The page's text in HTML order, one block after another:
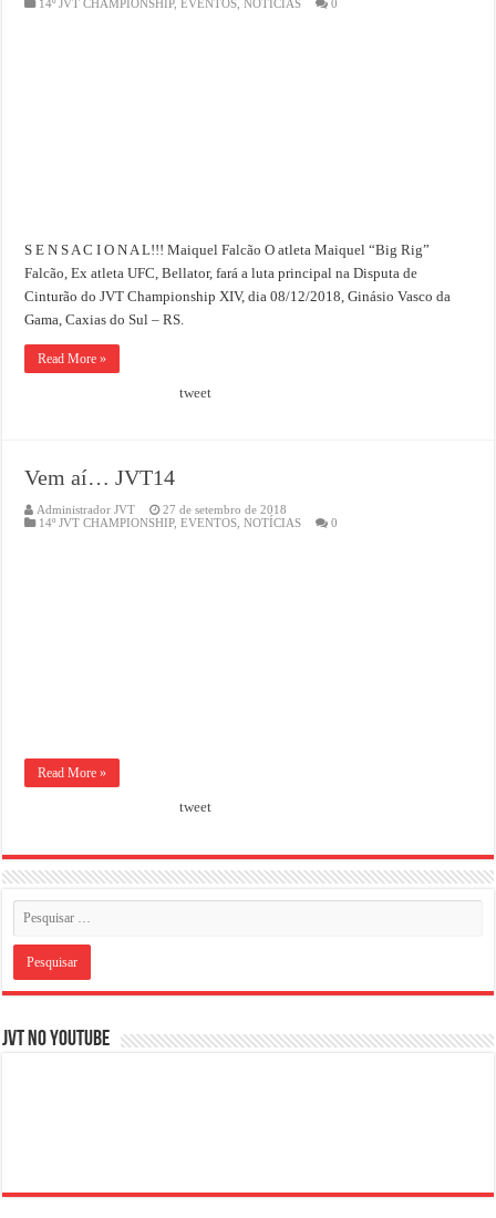
14º JVT CHAMPIONSHIP, EVENTOS NOTÍCIAS 0
S E N S A C I O N A L!!! Maiquel Falcão O atleta Maiquel “Big Rig”
Falcão, Ex atleta UFC, Bellator, fará a luta principal na Disputa de
Cinturão do JVT Championship XIV, dia 08/12/2018, Ginásio Vasco da
Gama, Caxias do Sul – RS.
Read More »
tweet
Vem aí… JVT14
Administrador JVT
27 de setembro de 2018
14º JVT CHAMPIONSHIP,EVENTOS ,NOTÍCIAS 0
Read More »
tweet
JVT NO YOUTUBE